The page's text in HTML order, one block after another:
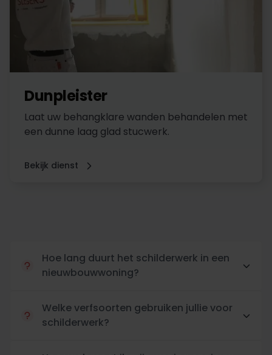
Dunpleister
Laat uw behangklare wanden behandelen met
een dunne laag glad stucwerk.
Bekijk dienst
Hoe lang duurt het schilderwerk in een
nieuwbouwwoning?
Welke verfsoorten gebruiken jullie voor
schilderwerk?